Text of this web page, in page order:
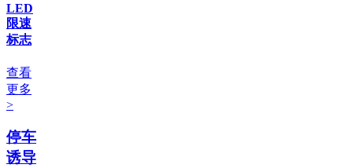
LED
限速
标志
查看
更多
>
停车
诱导